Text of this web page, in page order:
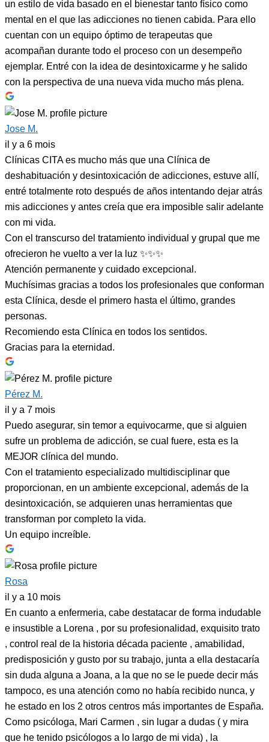
un estilo de vida basado en el bienestar tanto físico como
mental en el que las adicciones no tienen cabida. Para ello
cuentan con un equipo óptimo de terapeutas que
acompañan durante todo el proceso con un desempeño
ejemplar. Entré con la idea de desintoxicarme y he salido
con la perspectiva de una nueva vida mucho más plena.
Jose M.
il y a 6 mois
Clínicas CITA es mucho más que una Clínica de
deshabituación y desintoxicación de adicciones, estuve allí,
entré totalmente roto después de años intentando dejar atrás
mis adicciones y antes creía que era imposible salir adelante
con mi vida.
Con el transcurso del tratamiento individual y grupal que me
ofrecieron he vuelto a ver la luz ✨✨✨
Atención permanente y cuidado excepcional.
Muchísimas gracias a todos los profesionales que conforman
esta Clínica, desde el primero hasta el último, grandes
personas.
Recomiendo esta Clínica en todos los sentidos.
Gracias para la eternidad.
Pérez M.
il y a 7 mois
Puedo asegurar, sin temor a equivocarme, que si alguien
sufre un problema de adicción, se cual fuere, esta es la
MEJOR clínica del mundo.
Con el tratamiento especializado multidisciplinar que
proporcionan, en un ambiente excepcional, además de la
desintoxicación, se adquieren unas herramientas que
transforman por completo la vida.
Un equipo increíble.
Rosa
il y a 10 mois
En cuanto a enfermeria, cabe destatacar de forma indudable
e insustible a Lorena , por su profesionalidad, exquisito trato
, control real de la historia década paciente , amabilidad,
predisposición y gusto por su trabajo, junta a ella destacaría
sin duda alguna a Joana, a la que no se le puede decir más
tampoco, es una atención como no había recibido nunca, y
he estado en los 2 otros centros más importantes de España.
Como psicóloga, Mari Carmen , sin lugar a dudas ( y mira
que he tenido psicólogos a lo largo de mi vida) , la